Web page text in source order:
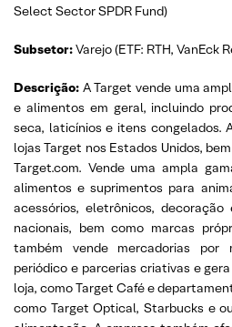
Select Sector SPDR Fund)
Subsetor:Varejo (ETF: RTH, VanEck
Descrição: A Target vende uma
e alimentos em geral, incluindo
seca, laticínios e itens congelados.
lojas Target nos Estados Unidos,
Target.com. Vende uma ampla
alimentos e suprimentos para
acessórios, eletrônicos,
nacionais, bem como marcas
também vende mercadorias por
periódico e parcerias criativas e
loja, como Target Café e
como Target Optical, Starbucks e